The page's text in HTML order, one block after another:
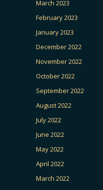
March 2023
February 2023
January 2023
December 2022
November 2022
October 2022
September 2022
August 2022
July 2022
June 2022
May 2022
April 2022
March 2022